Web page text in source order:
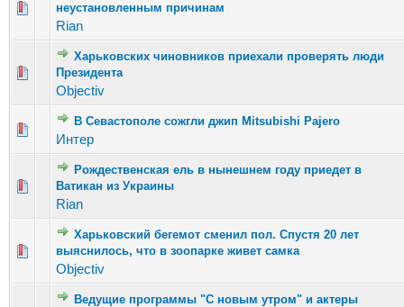
неустановленным причинам
Rian
Голосов: 3 - Средняя оценка: 2.33 из 5
12345
Харьковских чиновников приехали проверять люди
Президента
Objectiv
Голосов: 3 - Средняя оценка: 2.67 из 5
В Севастополе сожгли джип Mitsubishi Pajero
Интер
Голосов: 2 - Средняя оценка: 1 из 5
12345
Рождественская ель в нынешнем году приедет в
Ватикан из Украины
Rian
Голосов: 1 - Средняя оценка: 1 из 5
12345
Харьковский бегемот сменил пол. Спустя 20 лет
выяснилось, что в зоопарке живет самка
Objectiv
Голосов: 2 - Средняя оценка: 1.5 из 5
1234 5
Ведущие программы "С новым утром" и актеры